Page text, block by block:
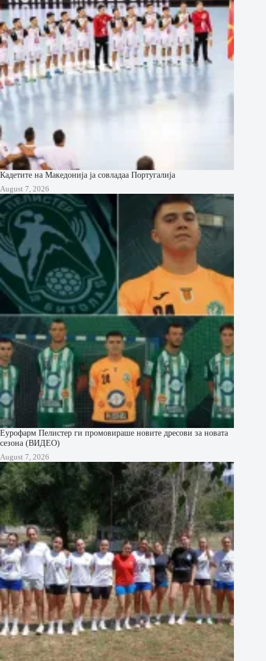
Кадетите на Македонија ја совладаа Португалија
August 7, 2026
Еурофарм Пелистер ги промовираше новите дресови за новата
сезона (ВИДЕО)
August 7, 2026